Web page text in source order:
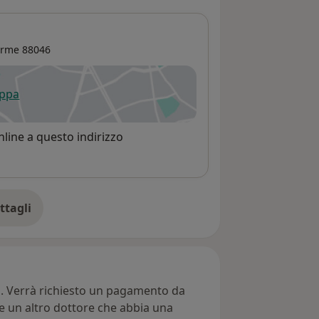
88046
in una nuova scheda
a questo indirizzo
richiesto un pagamento da
un altro dottore che abbia una